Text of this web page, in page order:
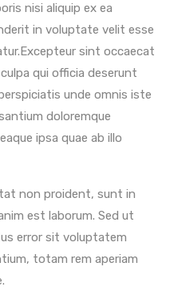
nisi aliquip ex ea
in voluptate velit esse
sint occaecat
qui officia deserunt
unde omnis iste
doloremque
ipsa quae ab illo
non proident, sunt in
est laborum. Sed ut
error sit voluptatem
totam rem aperiam